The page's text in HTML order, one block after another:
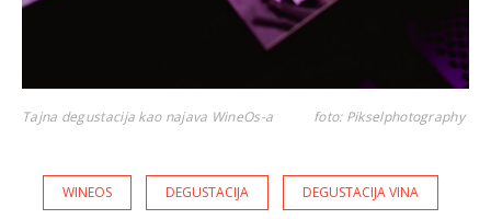
Tajna degustacija kao najava WineOs-a foto: Pikselphotography
WINEOS DEGUSTACIJA DEGUSTACIJA VINA